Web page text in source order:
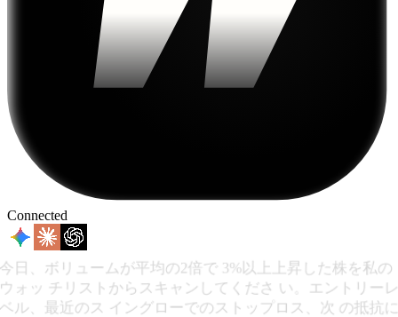
Connected
今日、ボリュームが平均の2倍で 3%以上上昇した株を私の
ウォッ チリストからスキャンしてくださ い。エントリーレ
ベル、最近のス イングローでのストップロス、次 の抵抗に